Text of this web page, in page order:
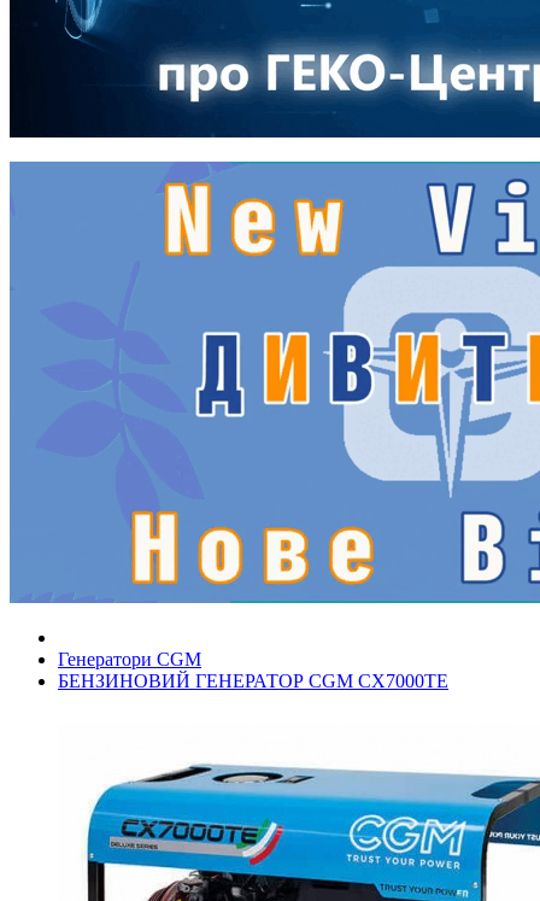
Генератори CGM
БЕНЗИНОВИЙ ГЕНЕРАТОР CGM CX7000TE